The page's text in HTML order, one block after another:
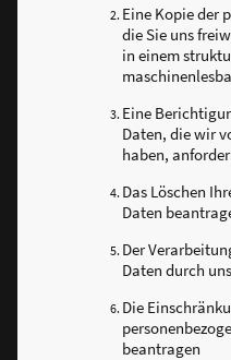
Eine Kopie der
die Sie uns
in einem
Eine
Daten, die wir
haben,
Das Löschen
Daten
Der
Daten durch
Die
beantragen